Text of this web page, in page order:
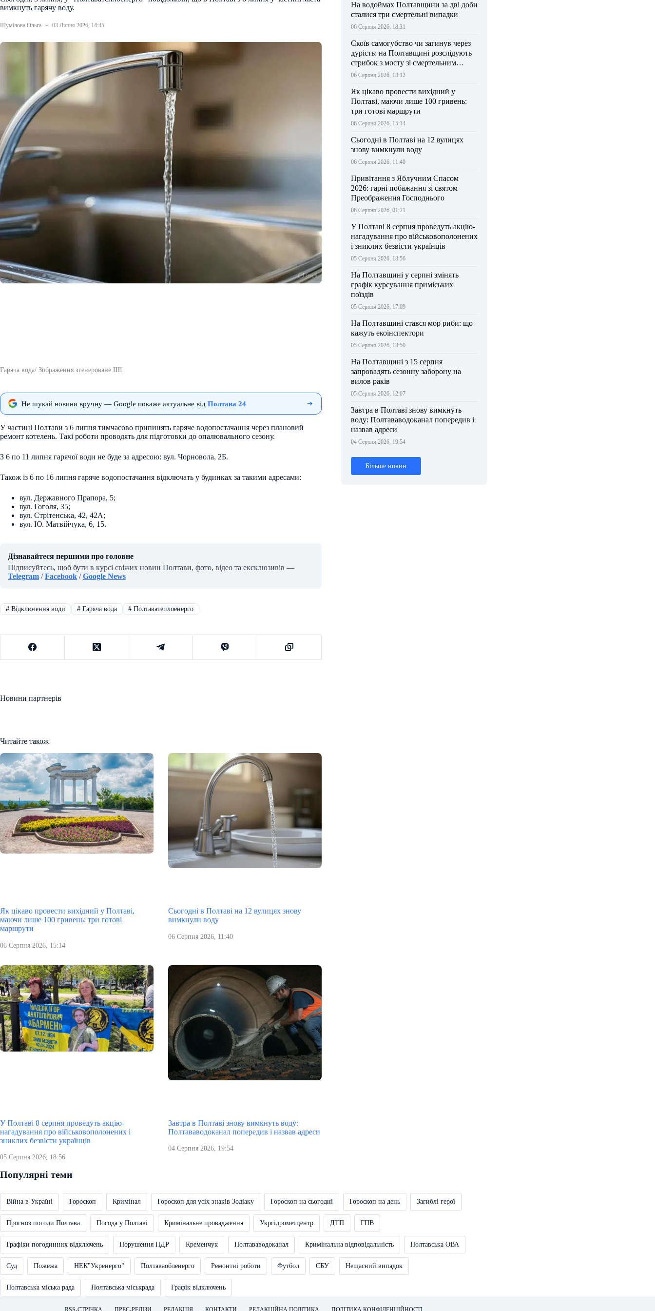
вимкнуть гарячу воду.
Шумілова Ольга 03 Липня 2026, 14:45
Гаряча вода/ Зображення згенероване ШІ
Не шукай новини вручну — Google покаже актуальне від Полтава 24
У частині Полтави з 6 липня тимчасово припинять гаряче водопостачання через плановий
ремонт котелень. Такі роботи проводять для підготовки до опалювального сезону.
З 6 по 11 липня гарячої води не буде за адресою: вул. Чорновола, 2Б.
Також із 6 по 16 липня гаряче водопостачання відключать у будинках за такими адресами:
вул. Державного Прапора, 5;
вул. Гоголя, 35;
вул. Стрітенська, 42, 42А;
вул. Ю. Матвійчука, 6, 15.
Дізнавайтеся першими про головне
Підписуйтесь, щоб бути в курсі свіжих новин Полтави, фото, відео та ексклюзивів —
Telegram /Facebook /Google News
#Відключення води #Гаряча вода # Полтаватеплоенерго
Новини партнерів
Читайте також
Як цікаво провести вихідний у Полтаві,
маючи лише 100 гривень: три готові
маршрути
06 Серпня 2026, 15:14
Сьогодні в Полтаві на 12 вулицях знову
вимкнули воду
06 Серпня 2026, 11:40
У Полтаві 8 серпня проведуть акцію-
нагадування про військовополонених і
зниклих безвісти українців
05 Серпня 2026, 18:56
Завтра в Полтаві знову вимкнуть воду:
Полтававодоканал попередив і назвав адреси
04 Серпня 2026, 19:54
На водоймах Полтавщини за дві доби
сталися три смертельні випадки
06 Серпня 2026, 18:31
Скоїв самогубство чи загинув через
дурість: на Полтавщині розслідують
стрибок з мосту зі смертельним
результатом
06 Серпня 2026, 18:12
Як цікаво провести вихідний у
Полтаві, маючи лише 100 гривень:
три готові маршрути
06 Серпня 2026, 15:14
Сьогодні в Полтаві на 12 вулицях
знову вимкнули воду
06 Серпня 2026, 11:40
Привітання з Яблучним Спасом
2026: гарні побажання зі святом
Преображення Господнього
06 Серпня 2026, 01:21
У Полтаві 8 серпня проведуть акцію-
нагадування про військовополонених
і зниклих безвісти українців
05 Серпня 2026, 18:56
На Полтавщині у серпні змінять
графік курсування приміських
поїздів
05 Серпня 2026, 17:09
На Полтавщині стався мор риби: що
кажуть екоінспектори
05 Серпня 2026, 13:50
На Полтавщині з 15 серпня
запровадять сезонну заборону на
вилов раків
05 Серпня 2026, 12:07
Завтра в Полтаві знову вимкнуть
воду: Полтававодоканал попередив і
назвав адреси
04 Серпня 2026, 19:54
Більше новин
Популярні теми
Війна в Україні Гороскоп Кримінал Гороскоп для усіх знаків Зодіаку Гороскоп на сьогодні Гороскоп на день Загиблі герої
Прогноз погоди Полтава Погода у Полтаві Кримінальне провадження Укргідрометцентр ДТП ГПВ
Графіки погодинних відключень Порушення ПДР Кременчук Полтававодоканал Кримінальна відповідальність Полтавська ОВА
Суд Пожежа НЕК"Укренерго" Полтаваобленерго Ремонтні роботи Футбол СБУ Нещасний випадок
Полтавська міська рада Полтавська міськрада Графік відключень